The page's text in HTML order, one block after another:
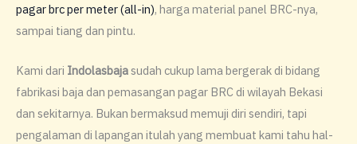
pagar brc per meter (all-in), harga material panel BRC-nya,
sampai tiang dan pintu.
Kami dari Indolasbajasudah cukup lama bergerak di bidang
fabrikasi baja dan pemasangan pagar BRC di wilayah Bekasi
dan sekitarnya. Bukan bermaksud memuji diri sendiri, tapi
pengalaman di lapangan itulah yang membuat kami tahu hal-